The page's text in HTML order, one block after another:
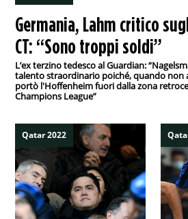
Germania, Lahm critico
CT: “Sono troppi soldi”
L’ex terzino tedesco al Guardian:
talento straordinario poiché, quando non
portò l'Hoffenheim fuori dalla zona
Champions League”
Qatar 2022